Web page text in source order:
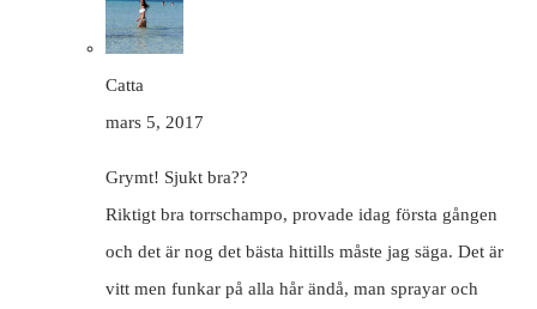
Catta
mars 5, 2017
Grymt! Sjukt bra??
Riktigt bra torrschampo, provade idag första gången
och det är nog det bästa hittills måste jag säga. Det är
vitt men funkar på alla hår ändå, man sprayar och